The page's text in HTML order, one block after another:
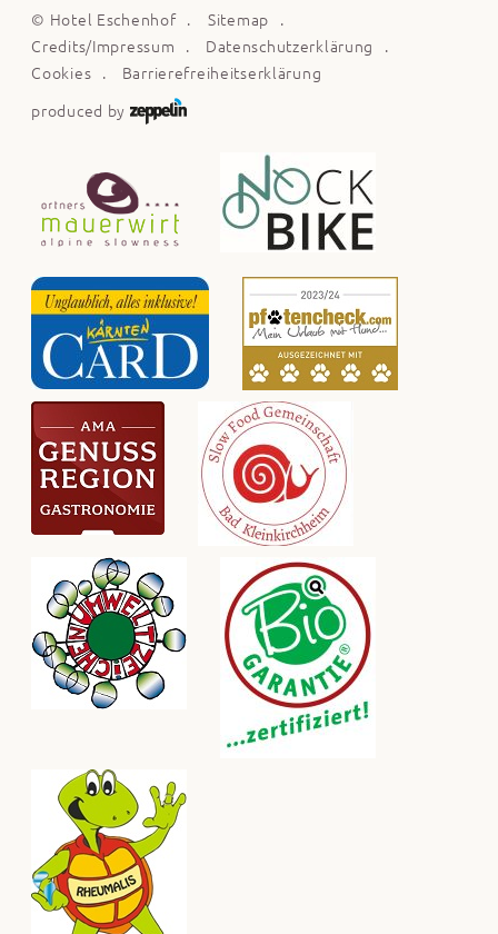
© Hotel Eschenhof
Sitemap
Credits/Impressum
Datenschutzerklärung
Cookies
Barrierefreiheitserklärung
produced by